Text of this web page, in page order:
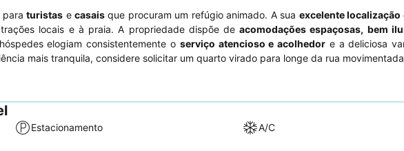
paraturistas ecasais que procuram um refúgio animado. A sua excelente localização
locais e à praia. A propriedade dispõe deacomodações espaçosas, bem
elogiam consistentemente o serviço atencioso e acolhedor e a deliciosa
mais tranquila, considere solicitar um quarto virado para longe da rua
Estacionamento
A/C